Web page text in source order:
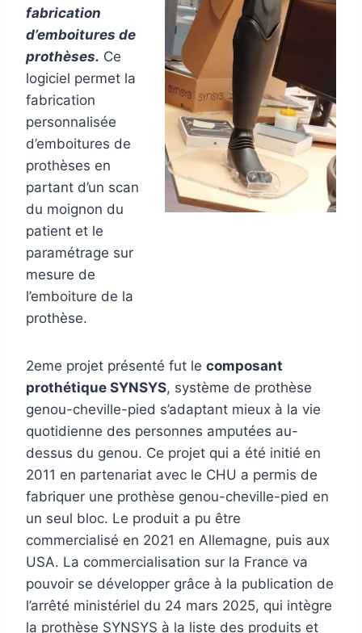
fabrication
d’emboitures de
prothèses. Ce
logiciel permet la
fabrication
personnalisée
d’emboitures de
prothèses en
partant d’un scan
du moignon du
patient et le
paramétrage sur
mesure de
l’emboiture de la
prothèse.
2eme projet présenté fut le composant
prothétique SYNSYS, système de prothèse
genou-cheville-pied s’adaptant mieux à la vie
quotidienne des personnes amputées au-
dessus du genou. Ce projet qui a été initié en
2011 en partenariat avec le CHU a permis de
fabriquer une prothèse genou-cheville-pied en
un seul bloc. Le produit a pu être
commercialisé en 2021 en Allemagne, puis aux
USA. La commercialisation sur la France va
pouvoir se développer grâce à la publication de
l’arrêté ministériel du 24 mars 2025, qui intègre
la prothèse SYNSYS à la liste des produits et